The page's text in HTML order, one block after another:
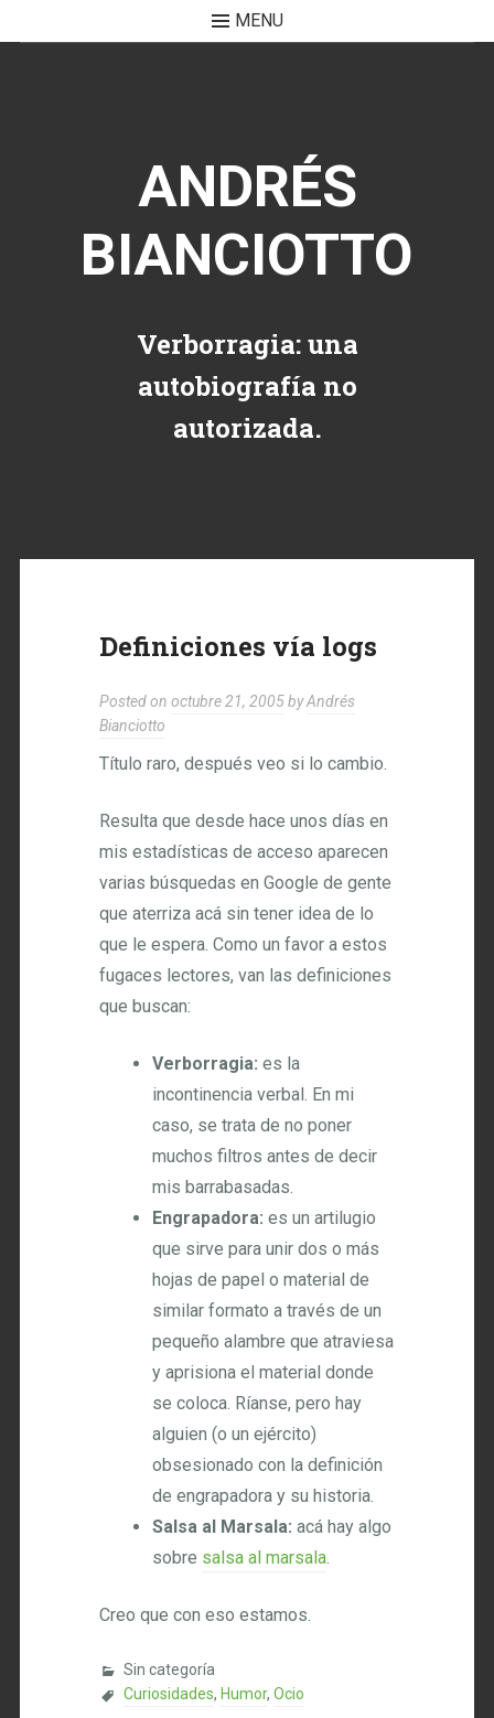
MENU
ANDRÉS
BIANCIOTTO
Verborragia: una
autobiografía no
autorizada.
Definiciones vía logs
Posted onoctubre 21, 2005byAndrés
Bianciotto
Título raro, después veo si lo cambio.
Resulta que desde hace unos días en
mis estadísticas de acceso aparecen
varias búsquedas en Google de gente
que aterriza acá sin tener idea de lo
que le espera. Como un favor a estos
fugaces lectores, van las definiciones
que buscan:
Verborragia: es la
incontinencia verbal. En mi
caso, se trata de no poner
muchos filtros antes de decir
mis barrabasadas.
Engrapadora: es un artilugio
que sirve para unir dos o más
hojas de papel o material de
similar formato a través de un
pequeño alambre que atraviesa
y aprisiona el material donde
se coloca. Ríanse, pero hay
alguien (o un ejército)
obsesionado con la definición
de engrapadora y su historia.
Salsa al Marsala: acá hay algo
sobre salsa al marsala.
Creo que con eso estamos.
Sin categoría
Curiosidades, Humor,Ocio